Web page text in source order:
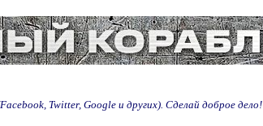
Twitter, Google и других). Сделай доброе дело!